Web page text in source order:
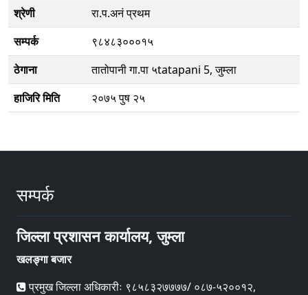
श्रेणी
रा.प.अनं प्रथम
सम्पर्क
९८४८३०००१५
ठेगाना
तातोपानी गा.पा ५tatapani 5, जुम्ला
हाजिरि मिति
२०७५ पुष २५
सम्पर्क
जिल्ला प्रशासन कार्यालय, जुम्ला
खलङ्गा बजार
प्रमुख जिल्ला अधिकारीः ९८५८३२७७७७/ ०८७-५२००१२,